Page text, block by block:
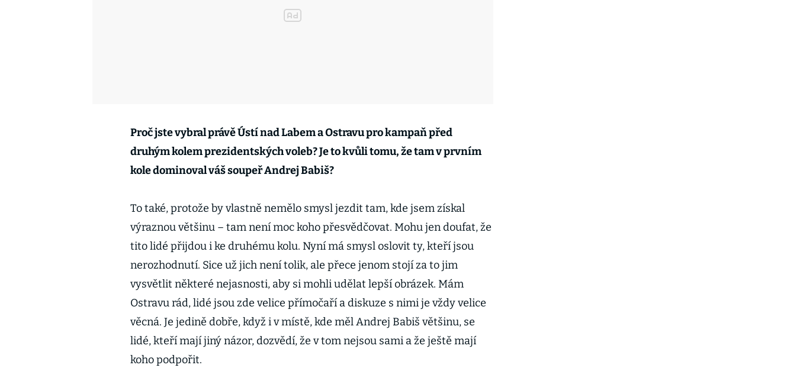
Proč jste vybral právě Ústí nad Labem a Ostravu pro kampaň před
druhým kolem prezidentských voleb? Je to kvůli tomu, že tam v prvním
kole dominoval váš soupeř Andrej Babiš?
To také, protože by vlastně nemělo smysl jezdit tam, kde jsem získal
výraznou většinu – tam není moc koho přesvědčovat. Mohu jen doufat, že
tito lidé přijdou i ke druhému kolu. Nyní má smysl oslovit ty, kteří jsou
nerozhodnutí. Sice už jich není tolik, ale přece jenom stojí za to jim
vysvětlit některé nejasnosti, aby si mohli udělat lepší obrázek. Mám
Ostravu rád, lidé jsou zde velice přímočaří a diskuze s nimi je vždy velice
věcná. Je jedině dobře, když i v místě, kde měl Andrej Babiš většinu, se
lidé, kteří mají jiný názor, dozvědí, že v tom nejsou sami a že ještě mají
koho podpořit.